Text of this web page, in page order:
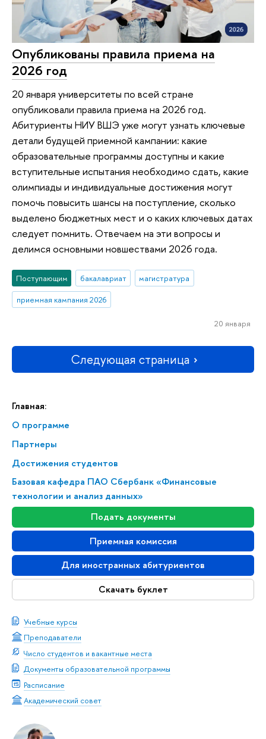
Главная:
О программе
Партнеры
Достижения студентов
Базовая кафедра ПАО Сбербанк «Финансовые
технологии и анализ данных»
Подать документы
Приемная комиссия
Для иностранных абитуриентов
Скачать буклет
Учебные курсы
Преподаватели
Число студентов и вакантные места
Документы образовательной программы
Расписание
Академический совет
Опубликованы правила приема на
2026 год
20 января университеты по всей стране
опубликовали правила приема на 2026 год.
Абитуриенты НИУ ВШЭ уже могут узнать ключевые
детали будущей приемной кампании: какие
образовательные программы доступны и какие
вступительные испытания необходимо сдать, какие
олимпиады и индивидуальные достижения могут
помочь повысить шансы на поступление, сколько
выделено бюджетных мест и о каких ключевых датах
следует помнить. Отвечаем на эти вопросы и
делимся основными новшествами 2026 года.
Поступающим бакалавриат
магистратура
приемная кампания 2026
20 января
Следующая страница